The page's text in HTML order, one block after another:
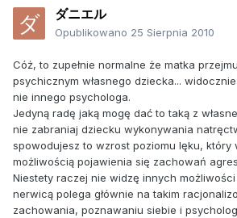
ダニエル
Opublikowano 25 Sierpnia 2010
Cóż, to zupełnie normalne że matka
psychicznym własnego dziecka...
nie innego psychologa.
Jedyną radę jaką mogę dać to taką z
nie zabraniaj dziecku wykonywania
spowodujesz to wzrost poziomu lęku, który
możliwością pojawienia się zachowań
Niestety raczej nie widzę innych
nerwicą polega głównie na takim
zachowania, poznawaniu siebie i